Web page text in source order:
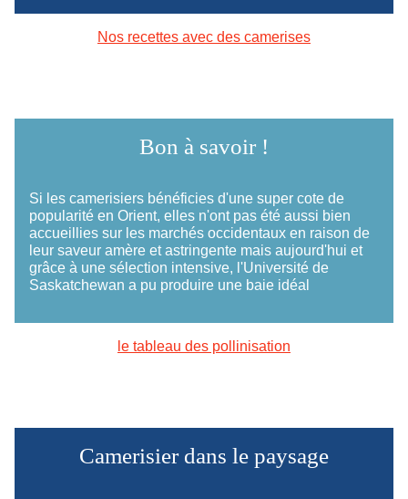
Nos recettes avec des camerises
Bon à savoir !
Si les camerisiers bénéficies d'une super cote de
popularité en Orient, elles n'ont pas été aussi bien
accueillies sur les marchés occidentaux en raison de
leur saveur amère et astringente mais aujourd'hui et
grâce à une sélection intensive, l'Université de
Saskatchewan a pu produire une baie idéal
le tableau des pollinisation
Camerisier dans le paysage